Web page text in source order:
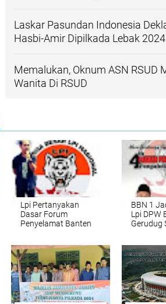
Laskar Pasundan Indonesia
Hasbi-Amir Dipilkada Lebak
Memalukan, Oknum ASN RSUD
Wanita Di RSUD
Lpi Pertanyakan
Dasar Forum
Penyelamat Banten
Yang Gaduh Saya
Warga Banten
Mendukung Penuh
Langkah Kholid.
BBN 1
Lpi DPW
Gerudug